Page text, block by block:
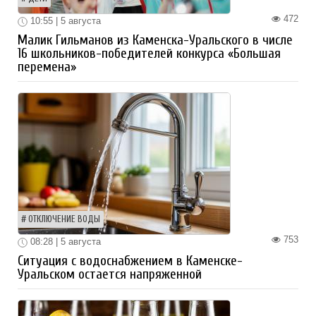
472
10:55 | 5 августа
Малик Гильманов из Каменска-Уральского в числе
16 школьников-победителей конкурса «Большая
перемена»
ОТКЛЮЧЕНИЕ ВОДЫ
753
08:28 | 5 августа
Ситуация с водоснабжением в Каменске-
Уральском остается напряженной